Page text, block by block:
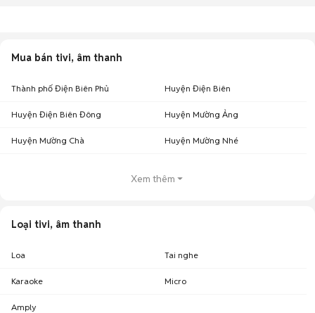
Mua bán tivi, âm thanh
Thành phố Điện Biên Phủ Huyện Điện Biên
Huyện Điện Biên Đông Huyện Mường Ảng
Huyện Mường Chà Huyện Mường Nhé
Xem thêm
Loại tivi, âm thanh
Loa Tai nghe
Karaoke Micro
Amply